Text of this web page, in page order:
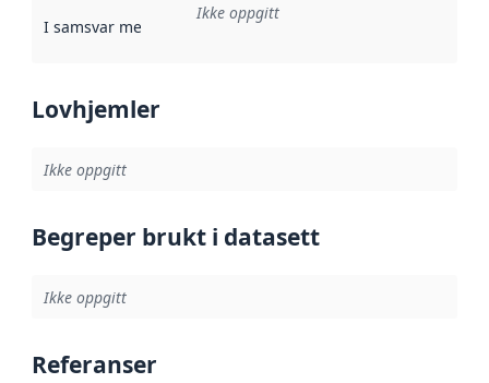
I samsvar med Referanse til en implementasjonsregel
Ikke oppgitt
Lovhjemler
Ikke oppgitt
Begreper brukt i datasett
Ikke oppgitt
Referanser